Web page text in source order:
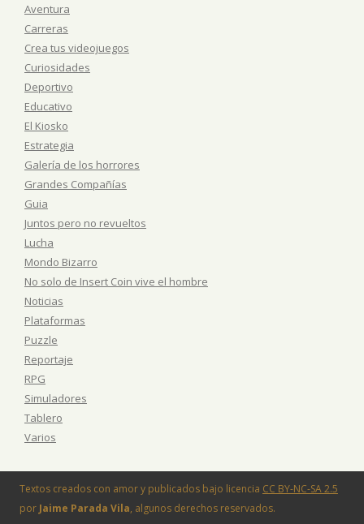
Aventura
Carreras
Crea tus videojuegos
Curiosidades
Deportivo
Educativo
El Kiosko
Estrategia
Galería de los horrores
Grandes Compañías
Guia
Juntos pero no revueltos
Lucha
Mondo Bizarro
No solo de Insert Coin vive el hombre
Noticias
Plataformas
Puzzle
Reportaje
RPG
Simuladores
Tablero
Varios
Textos creados con amor y publicados bajo licencia CC BY-NC-SA 2.5
por Jaime Parada Vila, algunos derechos reservados.